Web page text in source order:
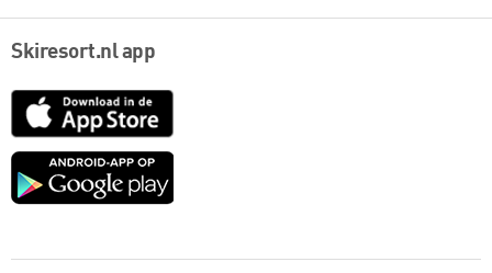
Skiresort.nl app